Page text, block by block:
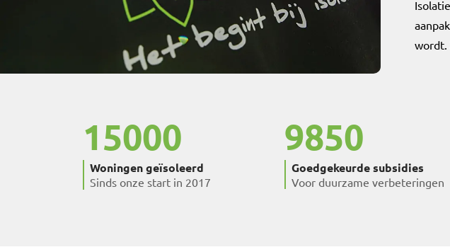
wordt.
15000
Woningen geïsoleerd
Sinds onze start in 2017
9850
Goedgekeurde subsidies
Voor duurzame verbeteringen